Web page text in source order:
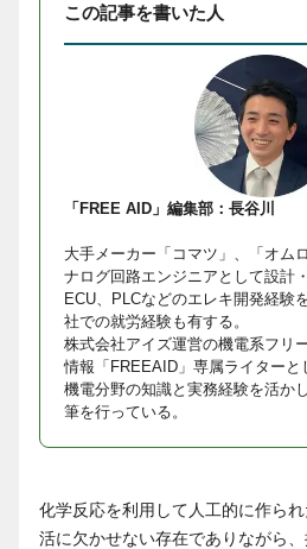
この記事を書いた人
「FREE AID」編集部：長谷川
大手メーカー「コマツ」、「オム
ナログ回路エンジニアとして設計
ECU、PLCなどのエレキ開発経験
社での就労経験も有する。
株式会社アイズ運営の機電系フリ
情報「FREEAID」専属ライターと
機電分野の知識と実務経験を活か
筆を行っている。
化学反応を利用して人工的に作ら
活に欠かせない存在でありながら